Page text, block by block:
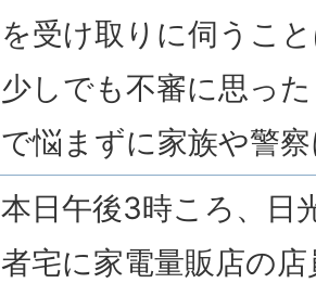
を受け取りに伺うこ
少しでも不審に思っ
で悩まずに家族や警
本日午後3時ころ、日
者宅に家電量販店の